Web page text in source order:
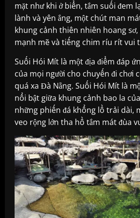
mặt như khi ở biển, tắm suối đem
lành và yên ắng, một chút man
khung cảnh thiên nhiên hoang
mạnh mẽ và tiếng chim ríu rít vui
Suối Hói Mít là một địa điểm đáp
của mọi người cho chuyến đi chơi
quá xa Đà Nẵng. Suối Hói Mít là
nổi bật giữa khung cảnh bao la
những phiến đá khổng lồ trải dài,
veo rộng lớn tha hồ tắm mát đùa